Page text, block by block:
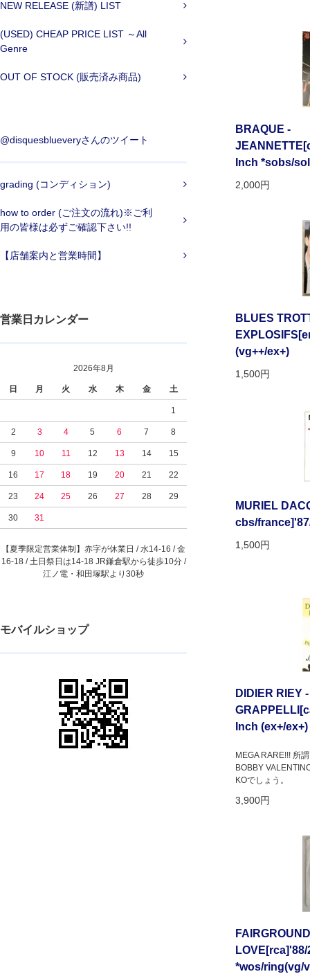
NEW RELEASE (新譜) LIST
(USED) CHEAP PRICE LIST ～All
Genre
OUT OF STOCK (販売済み商品)
@disquesblueveryさんのツイート
grading (コンディション)
how to order (ご注文の流れ)※ご利
用の皆様は必ずご確認下さい!!
【店舗案内と営業時間】
営業日カレンダー
2026年8月
日 月 火 水 木 金 土
1
2 3 4 5 6 7 8
9 10 11 12 13 14 15
16 17 18 19 20 21 22
23 24 25 26 27 28 29
30 31
【夏季限定営業体制】赤字が休業日 / 水14-16 / 金
16-18 / 土日祭日は14-18 JR鎌倉駅から徒歩10分 /
江ノ電・和田塚駅より30秒
モバイルショップ
BRAQUE -
Inch *sobs/
2,000円
BLUES
(vg++/ex+)
1,500円
MURIEL
cbs/
1,500円
DIDIER RIEY
Inch (ex+/ex+)
MEGA RARE!!! 所
BOBBY
KOでしょう。
3,900円
*wos/ring(vg/